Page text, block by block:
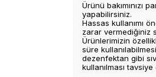
Ürünü bakımınızı
yapabilirsiniz.
Hassas kullanımı
zarar vermediğiniz
Ürünlerimizin
süre
dezenfektan gibi
kullanılması tavsiye